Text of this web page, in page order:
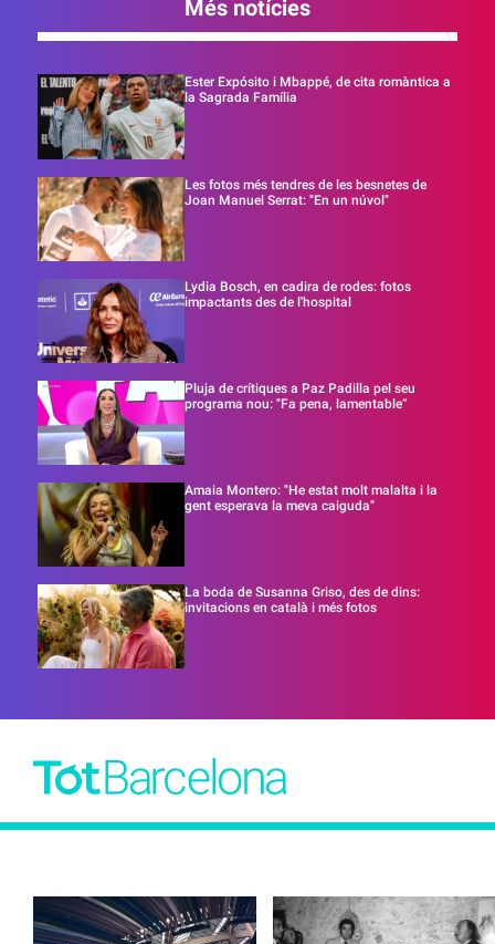
Més notícies
Ester Expósito i Mbappé, de cita romàntica a
la Sagrada Família
Les fotos més tendres de les besnetes de
Joan Manuel Serrat: "En un núvol"
Lydia Bosch, en cadira de rodes: fotos
impactants des de l'hospital
Pluja de crítiques a Paz Padilla pel seu
programa nou: "Fa pena, lamentable”
Amaia Montero: "He estat molt malalta i la
gent esperava la meva caiguda"
La boda de Susanna Griso, des de dins:
invitacions en català i més fotos